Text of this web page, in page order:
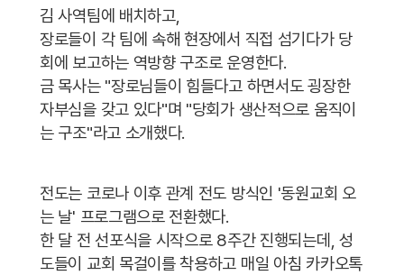
김 사역팀에 배치하고,
장로들이 각 팀에 속해 현장에서 직접 섬기다가 당
회에 보고하는 역방향 구조로 운영한다.
금 목사는 "장로님들이 힘들다고 하면서도 굉장한
자부심을 갖고 있다"며 "당회가 생산적으로 움직이
는 구조"라고 소개했다.
전도는 코로나 이후 관계 전도 방식인 '동원교회 오
는 날' 프로그램으로 전환했다.
한 달 전 선포식을 시작으로 8주간 진행되는데, 성
도들이 교회 목걸이를 착용하고 매일 아침 카카오톡